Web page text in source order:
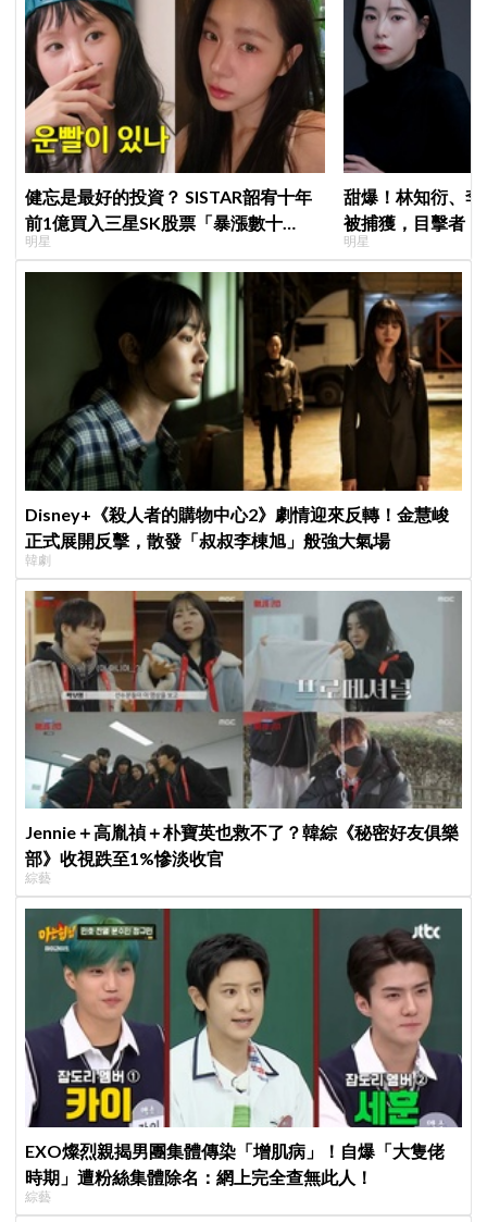
健忘是最好的投資？ SISTAR韶宥十年
前1億買入三星SK股票「暴漲數十
倍」，最近變現購入新居
明星
甜爆！林知衍、
被捕獲，目擊者
明星
Disney+《殺人者的購物中心2》劇情迎來反轉！金慧峻
正式展開反擊，散發「叔叔李棟旭」般強大氣場
韓劇
Jennie＋高胤禎＋朴寶英也救不了？韓綜《秘密好友俱樂
部》收視跌至1%慘淡收官
綜藝
EXO燦烈親揭男團集體傳染「增肌病」！自爆「大隻佬
時期」遭粉絲集體除名：網上完全查無此人！
綜藝